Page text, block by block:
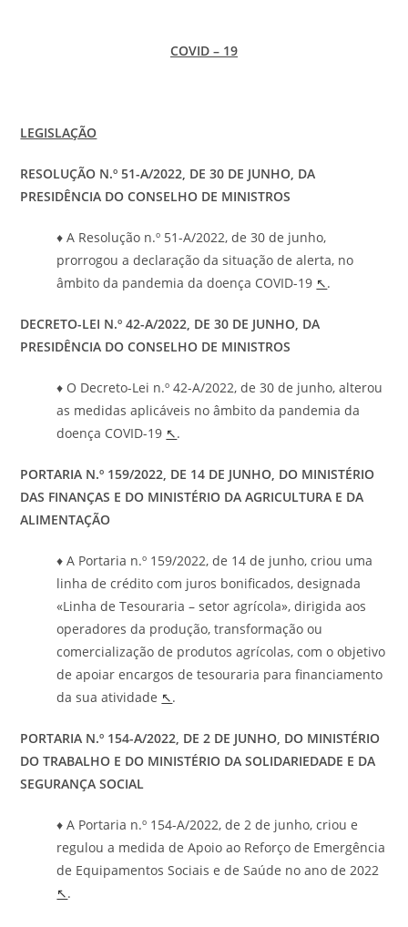
COVID – 19
LEGISLAÇÃO
RESOLUÇÃO N.º 51-A/2022, DE 30 DE JUNHO, DA
PRESIDÊNCIA DO CONSELHO DE MINISTROS
♦ A Resolução n.º 51-A/2022, de 30 de junho,
prorrogou a declaração da situação de alerta, no
âmbito da pandemia da doença COVID-19 ↖.
DECRETO-LEI N.º 42-A/2022, DE 30 DE JUNHO, DA
PRESIDÊNCIA DO CONSELHO DE MINISTROS
♦ O Decreto-Lei n.º 42-A/2022, de 30 de junho, alterou
as medidas aplicáveis no âmbito da pandemia da
doença COVID-19 ↖.
PORTARIA N.º 159/2022, DE 14 DE JUNHO, DO MINISTÉRIO
DAS FINANÇAS E DO MINISTÉRIO DA AGRICULTURA E DA
ALIMENTAÇÃO
♦ A Portaria n.º 159/2022, de 14 de junho, criou uma
linha de crédito com juros bonificados, designada
«Linha de Tesouraria – setor agrícola», dirigida aos
operadores da produção, transformação ou
comercialização de produtos agrícolas, com o objetivo
de apoiar encargos de tesouraria para financiamento
da sua atividade ↖.
PORTARIA N.º 154-A/2022, DE 2 DE JUNHO, DO MINISTÉRIO
DO TRABALHO E DO MINISTÉRIO DA SOLIDARIEDADE E DA
SEGURANÇA SOCIAL
♦ A Portaria n.º 154-A/2022, de 2 de junho, criou e
regulou a medida de Apoio ao Reforço de Emergência
de Equipamentos Sociais e de Saúde no ano de 2022
↖.